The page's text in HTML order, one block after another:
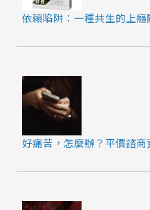
依賴陷阱：一種共生的上癮
好痛苦，怎麼辦？平價諮商